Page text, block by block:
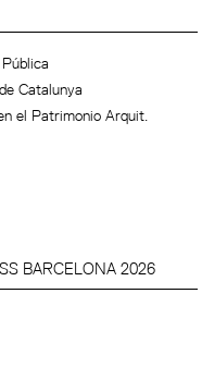
Catalunya
el Patrimonio Arquit.
BARCELONA 2026